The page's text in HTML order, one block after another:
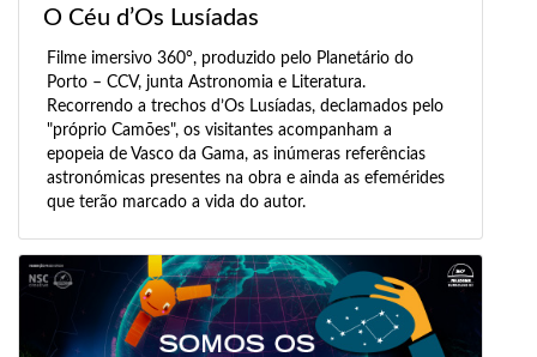
O Céu d’Os Lusíadas
Filme imersivo 360°, produzido pelo Planetário do
Porto – CCV, junta Astronomia e Literatura.
Recorrendo a trechos d’Os Lusíadas, declamados pelo
"próprio Camões", os visitantes acompanham a
epopeia de Vasco da Gama, as inúmeras referências
astronómicas presentes na obra e ainda as efemérides
que terão marcado a vida do autor.